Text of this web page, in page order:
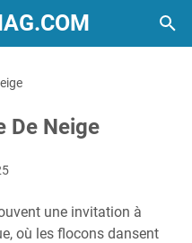
De Neige
une invitation à
où les flocons dansent